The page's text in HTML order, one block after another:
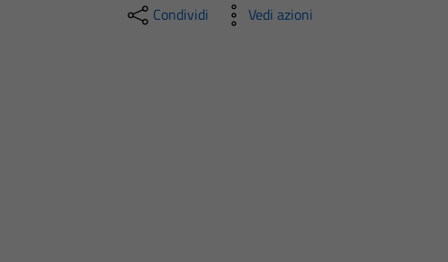
Condividi Vedi azioni